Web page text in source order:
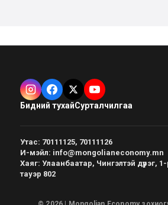
Бидний тухайСурталчилгаа
Утас: 70111125, 70111126
И-мэйл: info@mongolianeconomy.mn
Хаяг: Улаанбаатар, Чингэлтэй дүүрэг,
тауэр 802